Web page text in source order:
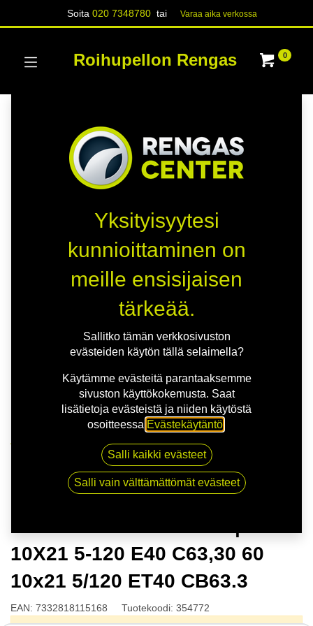
Soita020 7348780 tai Varaa aika verk​​​​ossa
Roihupellon Rengas 0
NITRO APEX FF G.GUN | 10X21 5-120 E40 C63,30 60
10x21 5/120 ET40 CB63.3
10X21 5-120 E40 C63,30 60
10x21 5/120 ET40 CB63.3
EAN: 7332818115168 Tuotekoodi: 354772
Yksityisyytesi
kunnioittaminen on
meille ensisijaisen
tärkeää.
Sallitko tämän verkkosivuston
evästeiden käytön tällä selaimella?
Käytämme evästeitä parantaaksemme
sivuston käyttökokemusta. Saat
lisätietoja evästeistä ja niiden käytöstä
osoitteessa Evästekäytäntö
Salli kaikki evästeet
Salli vain välttämättömät evästeet